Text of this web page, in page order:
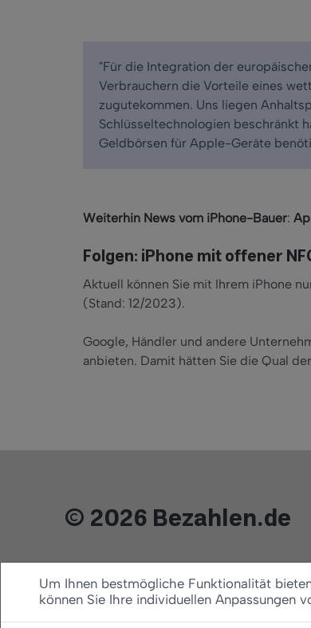
"Für die Integration der
Verbrauchern die Vorteile eines
zugutekommen. Uns liegen
Schlüsseltechnologien beschränkt
Geldbörsen für Apple-Geräte
Weiterhin News vom iPhone-Bauer:
Folgen: iPhone mit offener
Aktuell können Sie mit Ihrem iPhone
(Stand: 12/2023).
Google, Händler und andere
anbieten. Damit hätten Sie die Qual
© 2026 Bezahlen.de
Um Ihnen bestmögliche Funktionalität
können Sie Ihre individuellen Anpassungen